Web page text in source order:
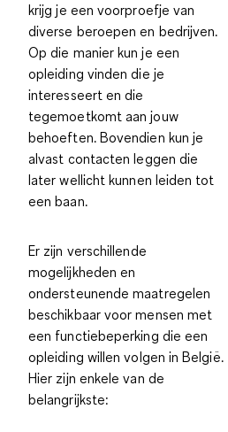
krijg je een voorproefje van
diverse beroepen en bedrijven.
Op die manier kun je een
opleiding vinden die je
interesseert en die
tegemoetkomt aan jouw
behoeften. Bovendien kun je
alvast contacten leggen die
later wellicht kunnen leiden tot
een baan.
Er zijn verschillende
mogelijkheden en
ondersteunende maatregelen
beschikbaar voor mensen met
een functiebeperking die een
opleiding willen volgen in België.
Hier zijn enkele van de
belangrijkste: